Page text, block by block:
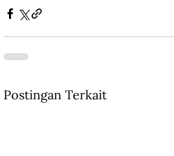
Postingan Terkait